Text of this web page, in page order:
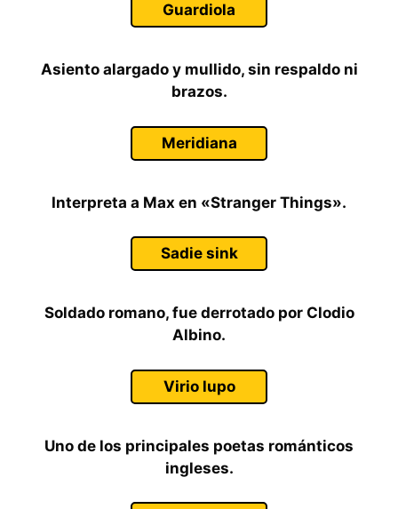
Guardiola
Asiento alargado y mullido, sin respaldo ni
brazos.
Meridiana
Interpreta a Max en «Stranger Things».
Sadie sink
Soldado romano, fue derrotado por Clodio
Albino.
Virio lupo
Uno de los principales poetas románticos
ingleses.